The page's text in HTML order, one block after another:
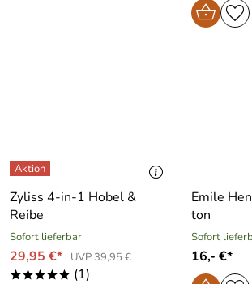
Zyliss 4-in-1 Hobel &
Reibe
Sofort lieferbar
29,95 €* UVP 39,95 €
***** (1)
Emile
ton
Sofort
16,- €*